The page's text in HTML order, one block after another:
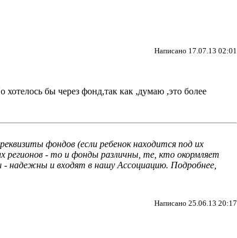
Написано 17.07.13 02:01
хотелось бы через фонд,так как ,думаю ,это более
фондов (если ребенок находится под их
регионов - то и фонды различны, те, кто окормляет
- надежны и входят в нашу Ассоциацию. Подробнее,
Написано 25.06.13 20:17